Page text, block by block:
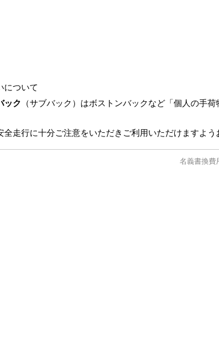
について
ック
（サブバック）はボストンバックなど「個人の手
走行に十分ご注意をいただきご利用いただけますよう
名義書換費